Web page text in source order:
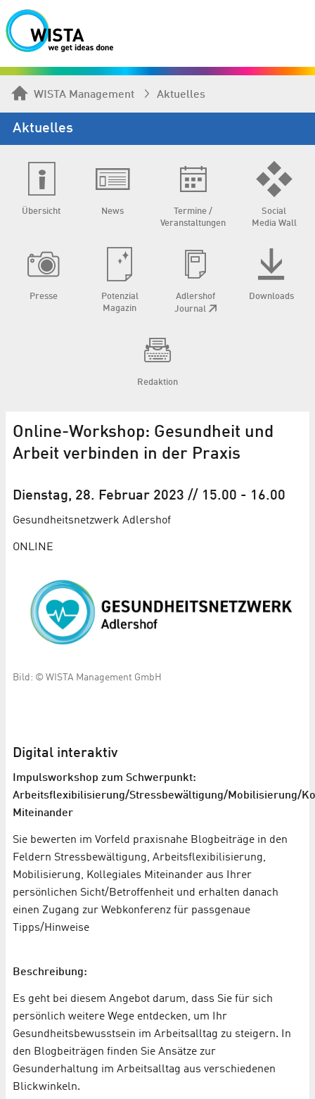
WISTA Management Aktuelles
Aktuelles
Übersicht News
Termine /
Veranstaltungen
Social
Media Wall
Presse
Potenzial
Magazin
Adlershof
Journal
Downloads
Redaktion
Online-Workshop: Gesundheit und
Arbeit verbinden in der Praxis
Dienstag, 28. Februar 2023 // 15.00 - 16.00
Gesundheits­netzwerk Adlershof
ONLINE
Bild: © WISTA Management GmbH
Digital interaktiv
Impulsworkshop zum Schwerpunkt:
Arbeitsflexibilisierung/Stressbewältigung/Mobilisierung/
Miteinander
Sie bewerten im Vorfeld praxisnahe Blogbeiträge in den
Feldern Stressbewältigung, Arbeitsflexibilisierung,
Mobilisierung, Kollegiales Miteinander aus Ihrer
persönlichen Sicht/Betroffenheit und erhalten danach
einen Zugang zur Webkonferenz für passgenaue
Tipps/Hinweise
Beschreibung:
Es geht bei diesem Angebot darum, dass Sie für sich
persönlich weitere Wege entdecken, um Ihr
Gesundheitsbewusstsein im Arbeitsalltag zu steigern. In
den Blogbeiträgen finden Sie Ansätze zur
Gesunderhaltung im Arbeitsalltag aus verschiedenen
Blickwinkeln.